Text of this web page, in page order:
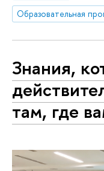
Знания,
там, где